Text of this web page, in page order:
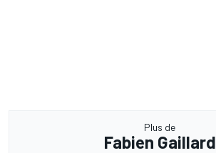
Plus de
Fabien Gaillard